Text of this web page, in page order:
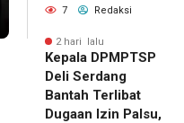
7 Redaksi
2 hari lalu
Kepala DPMPTSP
Deli Serdang
Bantah Terlibat
Dugaan Izin Palsu,